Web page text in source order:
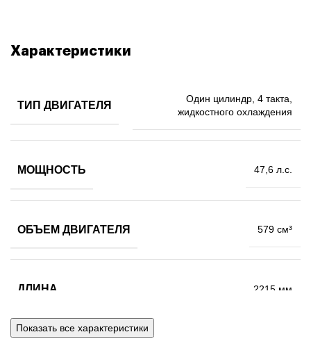
Характеристики
ТИП ДВИГАТЕЛЯ
Один цилиндр, 4 такта,
жидкостного охлаждения
МОЩНОСТЬ 47,6 л.с.
ОБЪЕМ ДВИГАТЕЛЯ 579 см³
ДЛИНА 2215 мм
Показать все характеристики